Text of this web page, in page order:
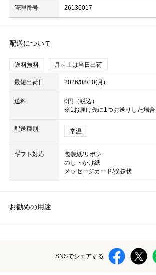
管理番号 26136017
配送について
送料無料 月～土は当日出荷
最短出荷日 2026/08/10(月)
送料
0円（税込）
※1お届け先に1つお送りした場合
配送種別 常温
ギフト対応
包装紙/リボン
のし・かけ紙
メッセージカード/挨拶状
お勧めの用途
SNSでシェアする